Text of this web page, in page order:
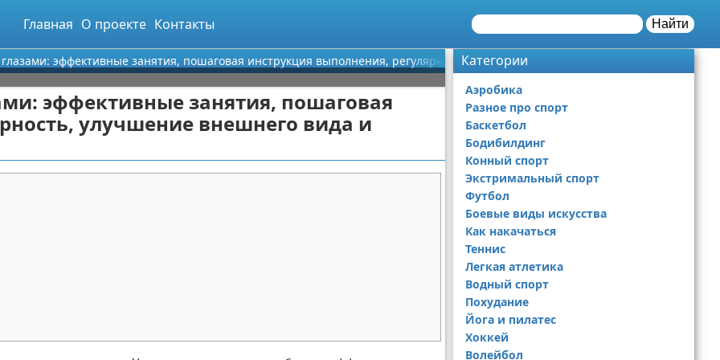
Главная О проекте Контакты Найти
эффективные занятия, пошаговая инструкция выполнения, регулярность, улучшение внешнего вида и тонуса мышц
эффективные занятия, пошаговая
улучшение внешнего вида и
Категории
Аэробика
Разное про спорт
Баскетбол
Бодибилдинг
Конный спорт
Экстримальный спорт
Футбол
Боевые виды искусства
Как накачаться
Теннис
Легкая атлетика
Водный спорт
Похудание
Йога и пилатес
Хоккей
Волейбол